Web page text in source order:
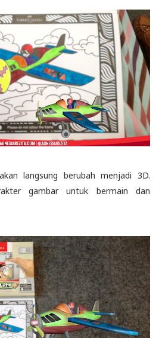
langsung berubah menjadi 3D.
gambar untuk bermain dan